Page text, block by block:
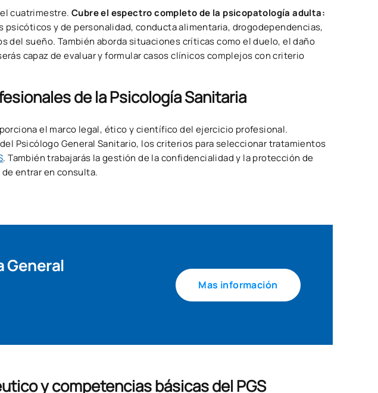
cuatrimestre.Cubre el espectro completo de la psicopatología adulta:
psicóticos y de personalidad, conducta alimentaria, drogodependencias,
del sueño. También aborda situaciones críticas como el duelo, el daño
capaz de evaluar y formular casos clínicos complejos con criterio
de la Psicología Sanitaria
el marco legal, ético y científico del ejercicio profesional.
Psicólogo General Sanitario, los criterios para seleccionar tratamientos
. También trabajarás la gestión de la confidencialidad y la protección de
entrar en consulta.
General
Mas información
y competencias básicas del PGS